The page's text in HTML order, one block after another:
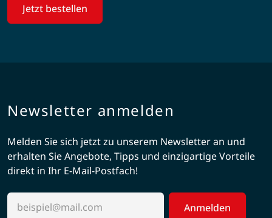
Jetzt bestellen
Newsletter anmelden
Melden Sie sich jetzt zu unserem Newsletter an und
erhalten Sie Angebote, Tipps und einzigartige Vorteile
direkt in Ihr E-Mail-Postfach!
Anmelden